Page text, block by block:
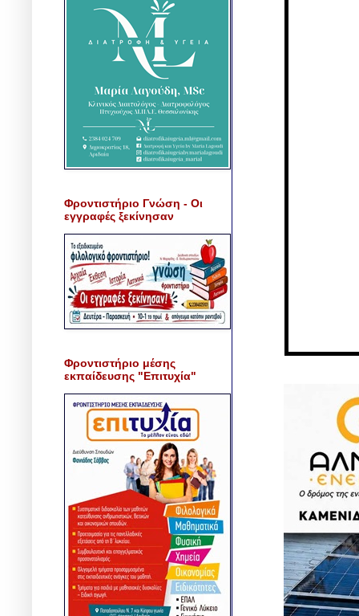
Φροντιστήριο Γνώση - Οι
εγγραφές ξεκίνησαν
Φροντιστήριο μέσης
εκπαίδευσης "Επιτυχία"